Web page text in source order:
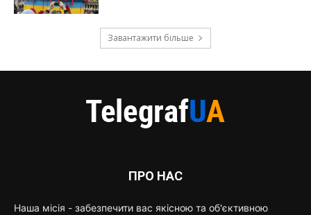
Завантажити більше
ПРО НАС
Наша місія - забезпечити вас якісною та об'єктивною